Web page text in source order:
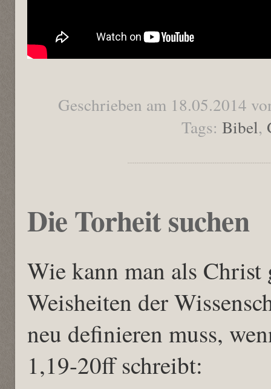
Geschrieben am 18.05.2014
Tags: Bibel,
Die Torheit suchen
Wie kann man als Christ
Weisheiten der
neu definieren muss,
1,19-20ff schreibt: